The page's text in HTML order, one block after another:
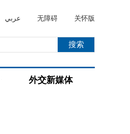
عربي 无障碍 关怀版
外交新媒体